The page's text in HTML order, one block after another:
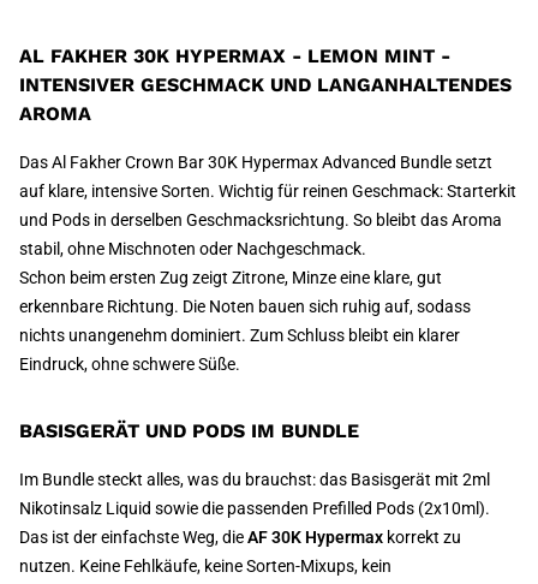
AL FAKHER 30K HYPERMAX - LEMON MINT -
INTENSIVER GESCHMACK UND LANGANHALTENDES
AROMA
Das Al Fakher Crown Bar 30K Hypermax Advanced Bundle setzt
auf klare, intensive Sorten. Wichtig für reinen Geschmack: Starterkit
und Pods in derselben Geschmacksrichtung. So bleibt das Aroma
stabil, ohne Mischnoten oder Nachgeschmack.
Schon beim ersten Zug zeigt Zitrone, Minze eine klare, gut
erkennbare Richtung. Die Noten bauen sich ruhig auf, sodass
nichts unangenehm dominiert. Zum Schluss bleibt ein klarer
Eindruck, ohne schwere Süße.
BASISGERÄT UND PODS IM BUNDLE
Im Bundle steckt alles, was du brauchst: das Basisgerät mit 2ml
Nikotinsalz Liquid sowie die passenden Prefilled Pods (2x10ml).
Das ist der einfachste Weg, dieAF 30K Hypermax korrekt zu
nutzen. Keine Fehlkäufe, keine Sorten-Mixups, kein